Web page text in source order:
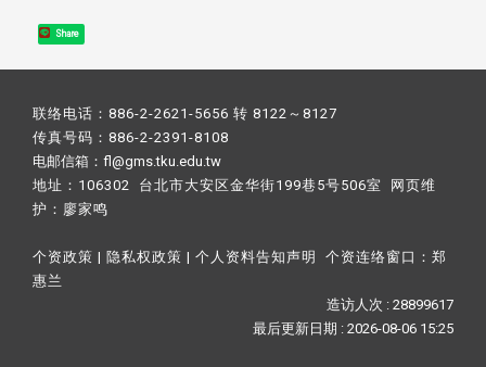
Share
联络电话：886-2-2621-5656 转 8122～8127
传真号码：886-2-2391-8108
电邮信箱：fl@gms.tku.edu.tw
地址：106302 台北市大安区金华街199巷5号506室 网页维
护： 廖家鸣​
个资政策 | 隐私权政策 | 个人资料告知声明 个资连络窗口： 郑
惠兰
造访人次 : 28899617
最后更新日期 :2026-08-06 15:25